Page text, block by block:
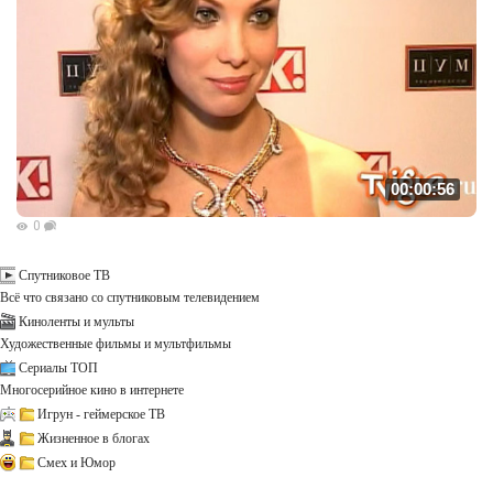
00:00:56
0
Спутниковое ТВ
Всё что связано со спутниковым телевидением
Киноленты и мульты
Художественные фильмы и мультфильмы
Сериалы ТОП
Многосерийное кино в интернете
Игрун - геймерское ТВ
Жизненное в блогах
Смех и Юмор